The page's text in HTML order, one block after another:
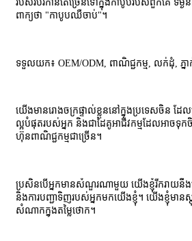
របស់របរកាន់តែច្រើនទៅក្នុងកាបូបរបស់ពួកគេ ទម្
ពាក្យថា "កាបូបឈឺចាប់"។
ទទួលយក៖ OEM/ODM, ពាណិជ្ជកម្ម, លក់ដុំ, ភ្នា
យើងមានរោងចក្រផ្ទាល់ខ្លួននៅក្នុងប្រទេសចិន ដែល
ល្អបំផុតរបស់អ្នក និងជាដៃគូអាជីវកម្មដែលអាចទុក
ហ៊ុនពាណិជ្ជកម្មជាច្រើន។
ប្រសិនបើអ្នកមានសំណួរណាមួយ យើងខ្ញុំរីករាយនឹ
និងការបញ្ជាទិញរបស់អ្នកមកយើងខ្ញុំ។ យើងខ្ញុំមា
សំណាកក្នុងតម្លៃថោក។